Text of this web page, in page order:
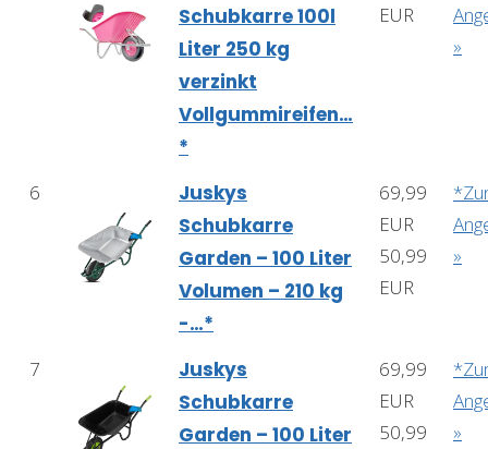
Schubkarre 100l
Liter 250 kg
verzinkt
Vollgummireifen…
*
EUR
»
6
Juskys
Schubkarre
Garden – 100 Liter
Volumen – 210 kg
-…*
69,99
EUR
50,99
EUR
»
7
Juskys
Schubkarre
Garden – 100 Liter
69,99
EUR
50,99
»